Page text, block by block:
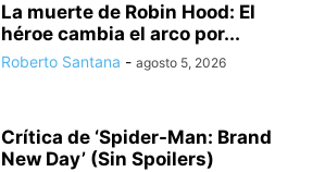
La muerte de Robin Hood: El
héroe cambia el arco por...
Roberto Santana - agosto 5, 2026
Crítica de ‘Spider-Man: Brand
New Day’ (Sin Spoilers)